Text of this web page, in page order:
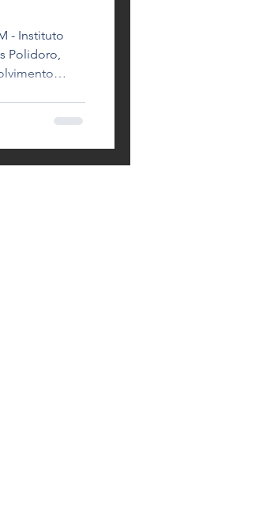
- Instituto
Polidoro,
e